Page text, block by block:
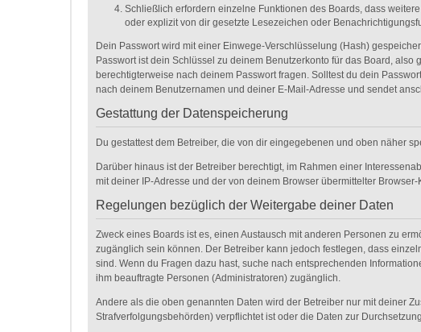
Schließlich erfordern einzelne Funktionen des Boards, dass
oder explizit von dir gesetzte Lesezeichen oder
Dein Passwort wird mit einer Einwege-Verschlüsselung (Hash)
Passwort ist dein Schlüssel zu deinem Benutzerkonto für das Board,
berechtigterweise nach deinem Passwort fragen. Solltest du dein
nach deinem Benutzernamen und deiner E-Mail-Adresse und sendet
Gestattung der Datenspeicherung
Du gestattest dem Betreiber, die von dir eingegebenen und oben näher
Darüber hinaus ist der Betreiber berechtigt, im Rahmen einer
mit deiner IP-Adresse und der von deinem Browser übermittelter
Regelungen bezüglich der Weitergabe deiner Daten
Zweck eines Boards ist es, einen Austausch mit anderen Personen zu
zugänglich sein können. Der Betreiber kann jedoch festlegen, dass
sind. Wenn du Fragen dazu hast, suche nach entsprechenden
ihm beauftragte Personen (Administratoren) zugänglich.
Andere als die oben genannten Daten wird der Betreiber nur mit deiner
Strafverfolgungsbehörden) verpflichtet ist oder die Daten zur